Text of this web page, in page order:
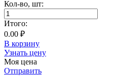
Кол-во, шт:
Итого:
0.00 ₽
В корзину
Узнать цену
Моя цена
Отправить